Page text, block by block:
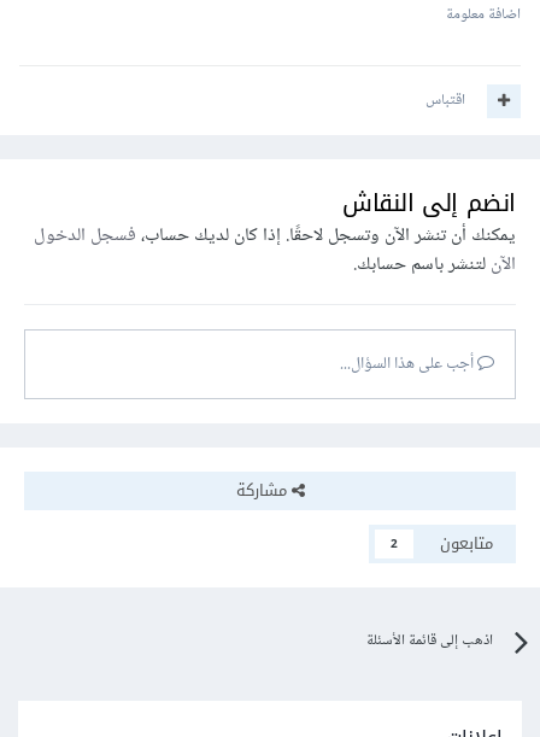
اضافة معلومة
اقتباس
انضم إلى النقاش
يمكنك أن تنشر الآن وتسجل لاحقًا. إذا كان لديك حساب،فسجل الدخول
الآنلتنشر باسم حسابك.
أجب على هذا السؤال...
مشاركة
متابعون
2
اذهب إلى قائمة الأسئلة